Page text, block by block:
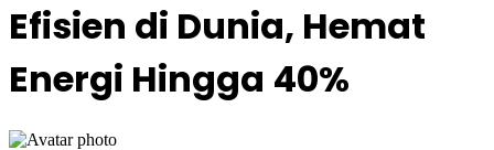
Efisien di Dunia, Hemat
Energi Hingga 40%